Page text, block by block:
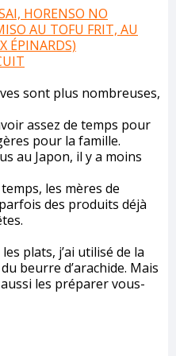
HORENSO NO
AU TOFU FRIT, AU
ÉPINARDS)
sont plus nombreuses,
assez de temps pour
pour la famille.
au Japon, il y a moins
les mères de
des produits déjà
plats, j’ai utilisé de la
beurre d’arachide. Mais
les préparer vous-